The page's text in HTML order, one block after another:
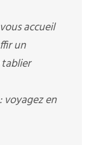
accueil
un
voyagez en